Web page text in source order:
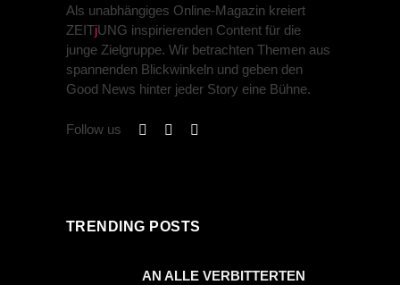
Als unabhängiges Online-Magazin kreiert
ZEITjUNG inspirierenden Content für die
junge Zielgruppe. Wir betrachten Themen aus
spannenden Blickwinkeln und geben den
Good News hinter jeder Story eine Bühne.
Follow us
TRENDING POSTS
AN ALLE VERBITTERTEN